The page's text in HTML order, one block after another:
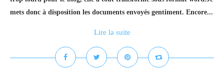
mets donc à disposition les documents envoyés gentiment. Encore...
Lire la suite